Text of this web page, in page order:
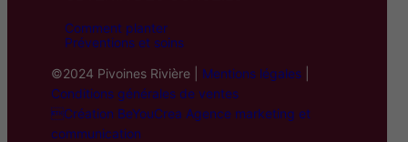
Comment planter
Préventions et soins
©2024 Pivoines Rivière | Mentions légales
Conditions générales de ventes
Création BeYouCrea Agence marketing et
communication